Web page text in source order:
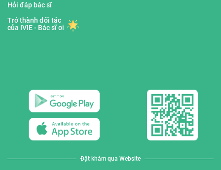
Hỏi đáp bác sĩ
Trở thành đối tác
của IVIE - Bác sĩ ơi
Đặt khám qua Website